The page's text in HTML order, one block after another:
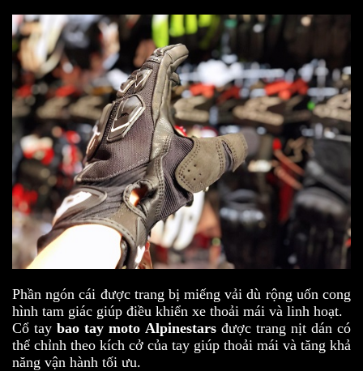
Phần ngón cái được trang bị miếng vải dù rộng uốn cong
hình tam giác giúp điều khiển xe thoải mái và linh hoạt.
Cổ tay bao tay moto Alpinestars được trang nịt dán có
thể chỉnh theo kích cở của tay giúp thoải mái và tăng khả
năng vận hành tối ưu.